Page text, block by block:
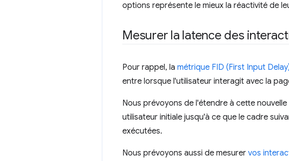
options représente le mieux la réactivité de
Mesurer la latence des
Pour rappel, la métrique FID (First Input
entre lorsque l'utilisateur interagit avec la
Nous prévoyons de l'étendre à cette
utilisateur initiale jusqu'à ce que le cadre
exécutées.
Nous prévoyons aussi de mesurer vos